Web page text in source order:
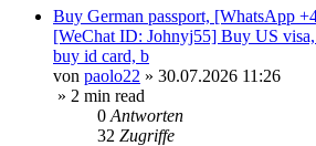
Buy German passport, [WhatsApp
[WeChat ID: Johnyj55] Buy US
buy id card, b
von paolo22 » 30.07.2026 11:26
» 2 min read
0 Antworten
32 Zugriffe